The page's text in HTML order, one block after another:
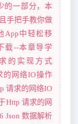
的一部分，本
手把手教你做
App中轻松移
载--本章导学
的实现方式
的网络IO操作
请求的网络IO
Http 请求的网
Json 数据解析